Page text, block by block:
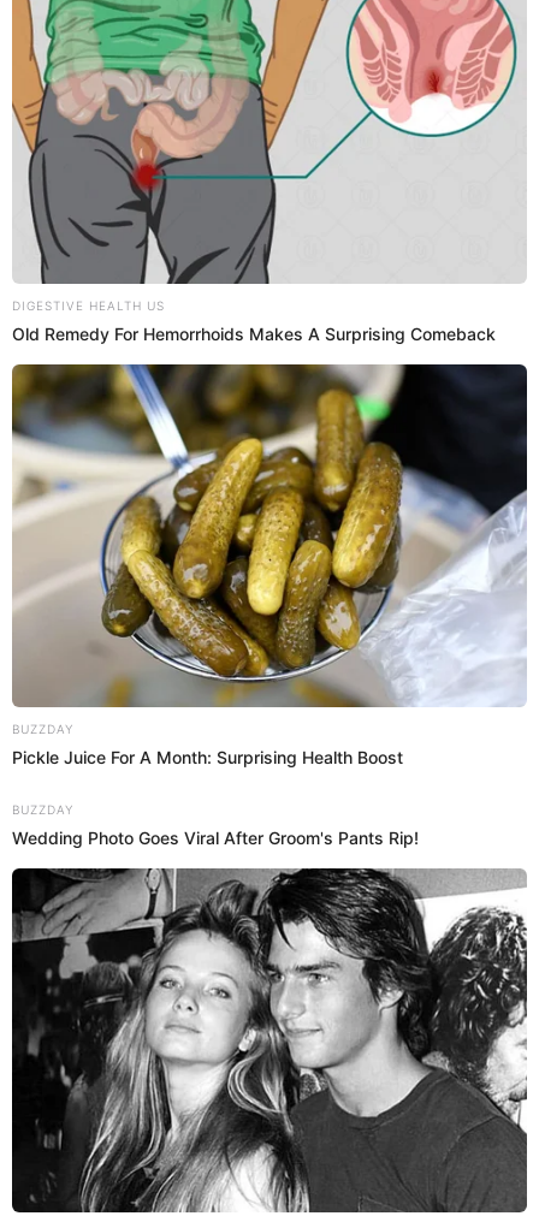
18 Sep 2025 | 10:29 h
Licencias de conducir: conductores con récord
limpio tendrán NUEVOS beneficios
El nuevo reglamento de licencias premia con 50 puntos a los
conductores con récord limpio y refuerza sanciones progresivas
para quienes acumulan infracciones.
Dara Rojas
Sutran
08 Ago 2025 | 15:09 h
¡Que no te sorprendan! Vehículos con placas
terminadas en 5 deben pasar revisión técnica en
agosto
Este agosto, los vehículos con placas terminadas en 5 deben pasar
la inspección técnica. Si no lo haces, enfréntate a multas y
sanciones. ¡Agéndala ahora!
Dara Rojas
Sutran